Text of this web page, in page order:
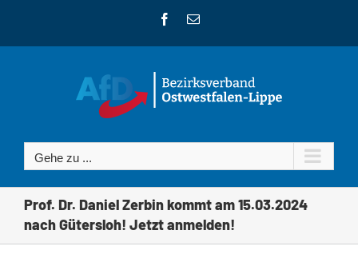
Facebook
E-
Gehe zu ...
Prof. Dr. Daniel Zerbin kommt am 15.03.2024
nach Gütersloh! Jetzt anmelden!